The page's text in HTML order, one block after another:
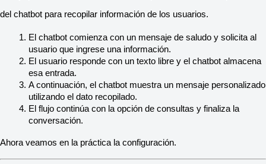
del chatbot para recopilar información de los usuarios.
El chatbot comienza con un mensaje de saludo y solicita al
usuario que ingrese una información.
El usuario responde con un texto libre y el chatbot almacena
esa entrada.
A continuación, el chatbot muestra un mensaje personalizado
utilizando el dato recopilado.
El flujo continúa con la opción de consultas y finaliza la
conversación.
Ahora veamos en la práctica la configuración.